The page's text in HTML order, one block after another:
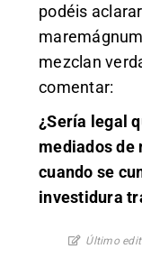
podéis
mezclan
comentar:
¿Sería legal
mediados de
cuando se
investidura
Último